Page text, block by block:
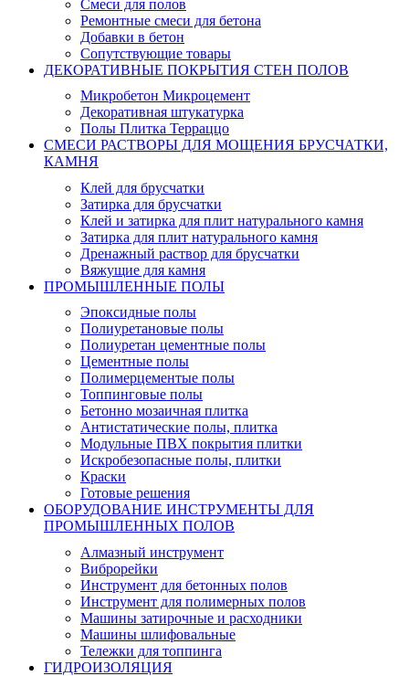
Смеси для полов
Ремонтные смеси для бетона
Добавки в бетон
Сопутствующие товары
ДЕКОРАТИВНЫЕ ПОКРЫТИЯ СТЕН ПОЛОВ
Микробетон Микроцемент
Декоративная штукатурка
Полы Плитка Терраццо
СМЕСИ РАСТВОРЫ ДЛЯ МОЩЕНИЯ БРУСЧАТКИ,
КАМНЯ
Клей для брусчатки
Затирка для брусчатки
Клей и затирка для плит натурального камня
Затирка для плит натурального камня
Дренажный раствор для брусчатки
Вяжущие для камня
ПРОМЫШЛЕННЫЕ ПОЛЫ
Эпоксидные полы
Полиуретановые полы
Полиуретан цементные полы
Цементные полы
Полимерцементые полы
Топпинговые полы
Бетонно мозаичная плитка
Антистатические полы, плитка
Модульные ПВХ покрытия плитки
Искробезопасные полы, плитки
Краски
Готовые решения
ОБОРУДОВАНИЕ ИНСТРУМЕНТЫ ДЛЯ
ПРОМЫШЛЕННЫХ ПОЛОВ
Алмазный инструмент
Виброрейки
Инструмент для бетонных полов
Инструмент для полимерных полов
Машины затирочные и расходники
Машины шлифовальные
Тележки для топпинга
ГИДРОИЗОЛЯЦИЯ